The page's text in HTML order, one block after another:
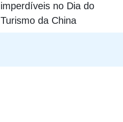
imperdíveis no Dia do
Turismo da China